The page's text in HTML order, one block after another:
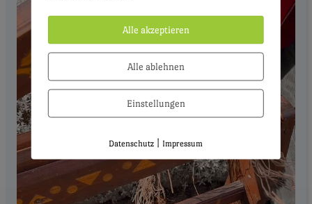
Alle akzeptieren
Alle ablehnen
Einstellungen
Datenschutz | Impressum